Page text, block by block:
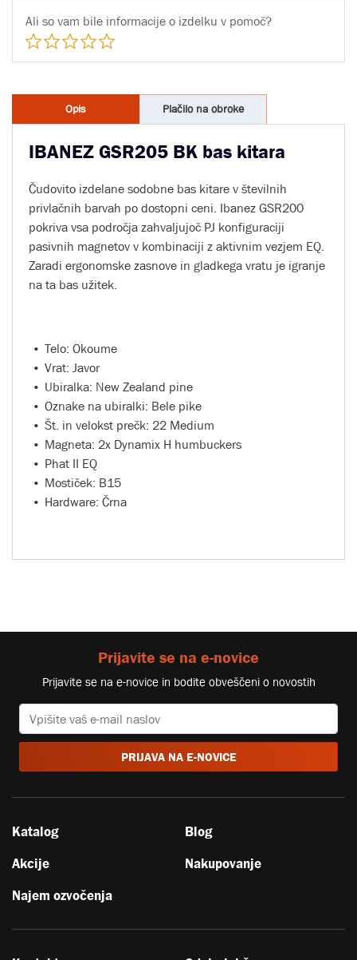
Ali so vam bile informacije o izdelku v pomoč?
Opis Plačilo na obroke
IBANEZ GSR205 BK bas kitara
Čudovito izdelane sodobne bas kitare v številnih
privlačnih barvah po dostopni ceni. Ibanez GSR200
pokriva vsa področja zahvaljujoč PJ konfiguraciji
pasivnih magnetov v kombinaciji z aktivnim vezjem EQ.
Zaradi ergonomske zasnove in gladkega vratu je igranje
na ta bas užitek.
Telo: Okoume
Vrat: Javor
Ubiralka: New Zealand pine
Oznake na ubiralki: Bele pike
Št. in velokst prečk: 22 Medium
Magneta: 2x Dynamix H humbuckers
Phat II EQ
Mostiček: B15
Hardware: Črna
Prijavite se na e-novice
Prijavite se na e-novice in bodite obveščeni o novostih
PRIJAVA NA E-NOVICE
Katalog
Akcije
Najem ozvočenja
Blog
Nakupovanje